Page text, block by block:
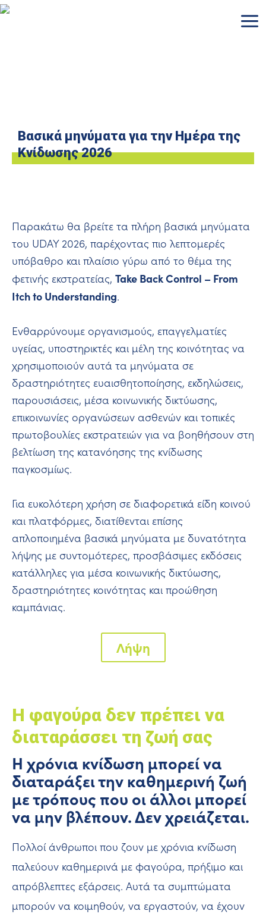
Μετάβαση
Βασικά μηνύματα για την Ημέρα της
Κνίδωσης 2026
Παρακάτω θα βρείτε τα πλήρη βασικά μηνύματα
του UDAY 2026, παρέχοντας πιο λεπτομερές
υπόβαθρο και πλαίσιο γύρω από το θέμα της
φετινής εκστρατείας, Take Back Control – From
Itch to Understanding.
Ενθαρρύνουμε οργανισμούς, επαγγελματίες
υγείας, υποστηρικτές και μέλη της κοινότητας να
χρησιμοποιούν αυτά τα μηνύματα σε
δραστηριότητες ευαισθητοποίησης, εκδηλώσεις,
παρουσιάσεις, μέσα κοινωνικής δικτύωσης,
επικοινωνίες οργανώσεων ασθενών και τοπικές
πρωτοβουλίες εκστρατειών για να βοηθήσουν στη
βελτίωση της κατανόησης της κνίδωσης
παγκοσμίως.
Για ευκολότερη χρήση σε διαφορετικά είδη κοινού
και πλατφόρμες, διατίθενται επίσης
απλοποιημένα βασικά μηνύματα με δυνατότητα
λήψης με συντομότερες, προσβάσιμες εκδόσεις
κατάλληλες για μέσα κοινωνικής δικτύωσης,
δραστηριότητες κοινότητας και προώθηση
καμπάνιας.
Λήψη
Η φαγούρα δεν πρέπει να
διαταράσσει τη ζωή σας
Η χρόνια κνίδωση μπορεί να
διαταράξει την καθημερινή ζωή
με τρόπους που οι άλλοι μπορεί
να μην βλέπουν. Δεν χρειάζεται.
Πολλοί άνθρωποι που ζουν με χρόνια κνίδωση
παλεύουν καθημερινά με φαγούρα, πρήξιμο και
απρόβλεπτες εξάρσεις. Αυτά τα συμπτώματα
μπορούν να κοιμηθούν, να εργαστούν, να έχουν